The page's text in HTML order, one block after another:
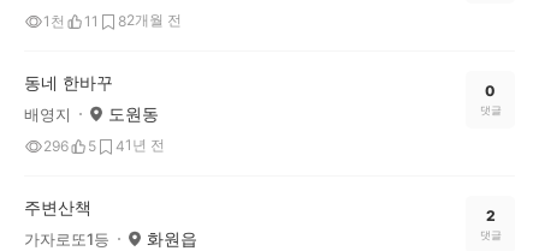
1천 11 82개월 전
동네 한바꾸
배영지 도원동
296 5 41년 전
0
댓글
주변산책
가자로또1등 화원읍
2
댓글